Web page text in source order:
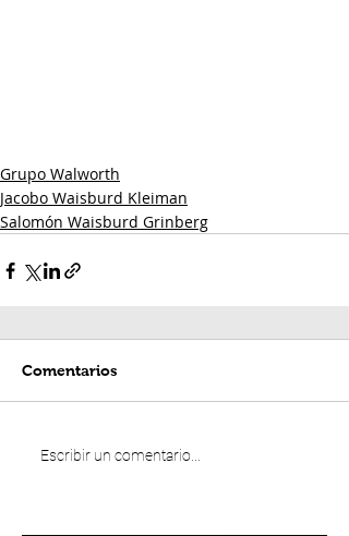
Grupo Walworth
Jacobo Waisburd Kleiman
Salomón Waisburd Grinberg
Comentarios
Escribir un comentario...